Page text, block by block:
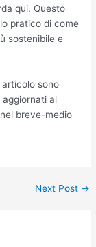
qui. Questo
pratico di come
sostenibile e
articolo sono
al
breve-medio
Next Post →